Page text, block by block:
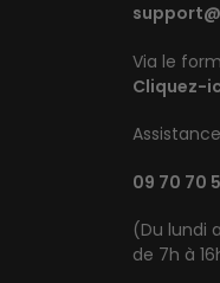
Via le
Cliquez-
09 70 70
(Du lundi
de 7h à